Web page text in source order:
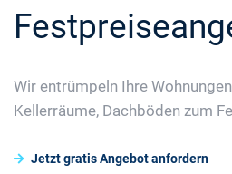
Wir entrümpeln Ihre
Kellerräume, Dachböden zum
Jetzt gratis Angebot anfordern